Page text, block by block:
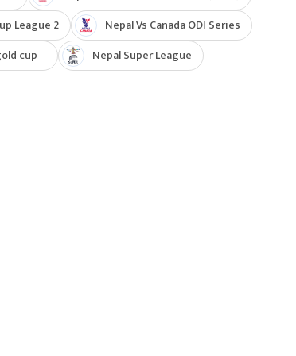
League 2
Nepal Vs Canada ODI Series
cup
Nepal Super League